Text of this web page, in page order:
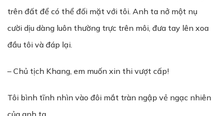
trên đất để có thể đối mặt với tôi. Anh ta nở một nụ
cười dịu dàng luôn thường trực trên môi, đưa tay lên xoa
đầu tôi và đáp lại.
– Chủ tịch Khang, em muốn xin thi vượt cấp!
Tôi bình tĩnh nhìn vào đôi mắt tràn ngập vẻ ngạc nhiên
của anh ta.